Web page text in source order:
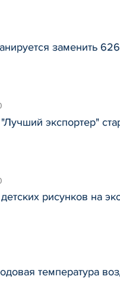
заменить
экспортер"
рисунков на
температура